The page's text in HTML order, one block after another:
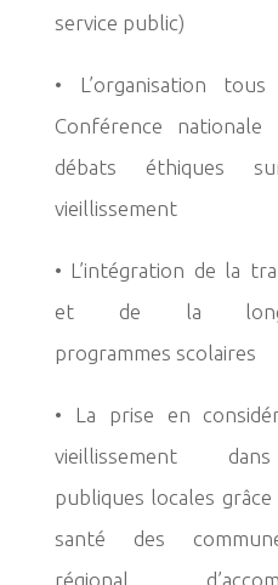
service public)
• L’organisation
Conférence
débats éthiques
vieillissement
• L’intégration de la
et de la
programmes scolaires
• La prise en
vieillissement
publiques locales
santé des
régional